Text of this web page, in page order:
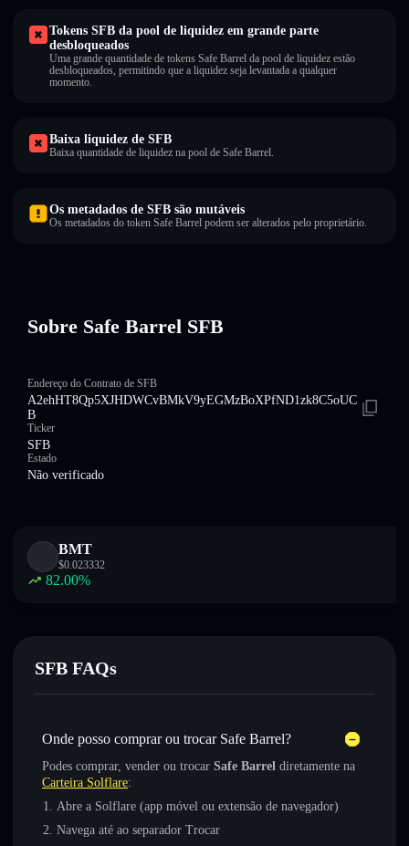
Tokens SFB da pool de liquidez em grande parte
desbloqueados
Uma grande quantidade de tokens Safe Barrel da pool de liquidez estão
desbloqueados, permitindo que a liquidez seja levantada a qualquer
momento.
Baixa liquidez de SFB
Baixa quantidade de liquidez na pool de Safe Barrel.
Os metadados de SFB são mutáveis
Os metadados do token Safe Barrel podem ser alterados pelo proprietário.
Sobre Safe Barrel SFB
Endereço do Contrato de SFB
A2ehHT8Qp5XJHDWCvBMkV9yEGMzBoXPfND1zk8C5oUC
B
Ticker
SFB
Estado
Não verificado
BMT
$0.023332
82.00%
SFB FAQs
Onde posso comprar ou trocar Safe Barrel?
Podes comprar, vender ou trocar Safe Barrel diretamente na
Carteira Solflare:
Abre a Solflare (app móvel ou extensão de navegador)
Navega até ao separador Trocar